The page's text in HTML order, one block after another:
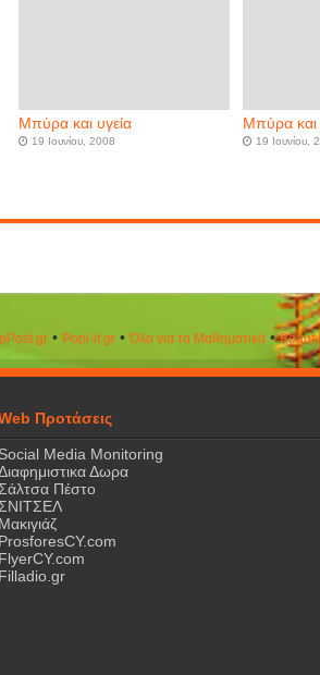
Μπύρα και υγεία
19 Ιουνίου, 2008
Μπύρα
19 Ιουνίου,
• Popi-it.gr•Όλα για τα Μαθηματικά•
Προτάσεις
Social Media Monitoring
Δωρα
Πέστο
Μακιγιάζ
ProsforesCY.com
FlyerCY.com
Filladio.gr